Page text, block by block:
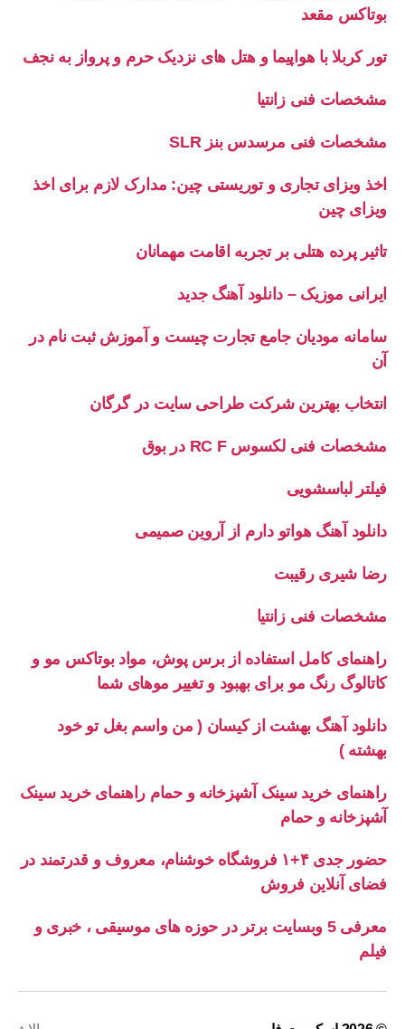
بوتاکس مقعد
تور کربلا با هواپیما و هتل های نزدیک حرم و پرواز به نجف
مشخصات فنی زانتیا
مشخصات فنی مرسدس بنز SLR
اخذ ویزای تجاری و توریستی چین: مدارک لازم برای اخذ
ویزای چین
تاثیر پرده هتلی بر تجربه اقامت مهمانان
ایرانی موزیک – دانلود آهنگ جدید
سامانه مودیان جامع تجارت چیست و آموزش ثبت نام در
آن
انتخاب بهترین شرکت طراحی سایت در گرگان
مشخصات فنی لکسوس RC F در بوق
فیلتر لباسشویی
دانلود آهنگ هواتو دارم از آروین صمیمی
رضا شیری رقیبت
مشخصات فنی زانتیا
راهنمای کامل استفاده از برس پوش، مواد بوتاکس مو و
کاتالوگ رنگ مو برای بهبود و تغییر موهای شما
دانلود آهنگ بهشت از کیسان ( من واسم بغل تو خود
بهشته )
راهنمای خرید سینک آشپزخانه و حمام راهنمای خرید سینک
آشپزخانه و حمام
حضور جدی ۴+۱ فروشگاه خوشنام، معروف و قدرتمند در
فضای آنلاین فروش
معرفی 5 وبسایت برتر در حوزه های موسیقی ، خبری و
فیلم